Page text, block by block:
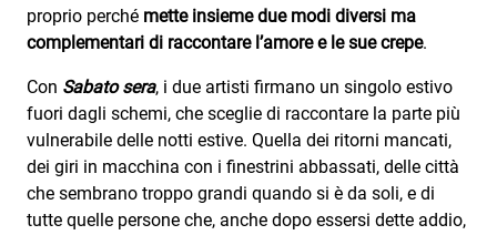
proprio perché mette insieme due modi diversi ma
complementari di raccontare l’amore e le sue crepe.
Con Sabato sera, i due artisti firmano un singolo estivo
fuori dagli schemi, che sceglie di raccontare la parte più
vulnerabile delle notti estive. Quella dei ritorni mancati,
dei giri in macchina con i finestrini abbassati, delle città
che sembrano troppo grandi quando si è da soli, e di
tutte quelle persone che, anche dopo essersi dette addio,